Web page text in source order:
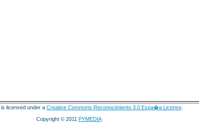
is licensed under a Creative Commons Reconocimiento 3.0 Espa�a License
Copyright © 2011 PYMEDIA